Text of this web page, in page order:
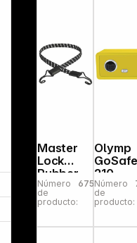
Master
Lock
Rubber
Tension
Rope flat
&
reflective
Número
de
producto:
675838
Olymp
GoSafe
210
yellow
Número
de
producto: